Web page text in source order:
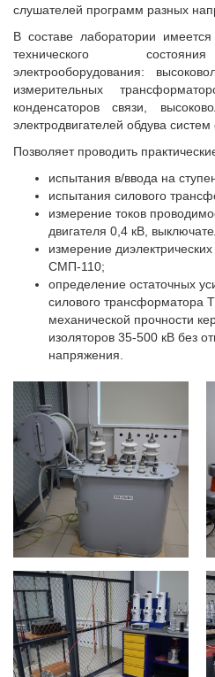
слушателей программ разных
В составе лаборатории
технического
электрооборудования:
измерительных
конденсаторов связи,
электродвигателей обдува
Позволяет проводить
испытания в/ввода на
испытания силового
измерение токов
двигателя 0,4 кВ,
измерение
СМП-110;
определение остаточных
силового трансформатора
механической прочности
изоляторов 35-500 кВ без
напряжения.